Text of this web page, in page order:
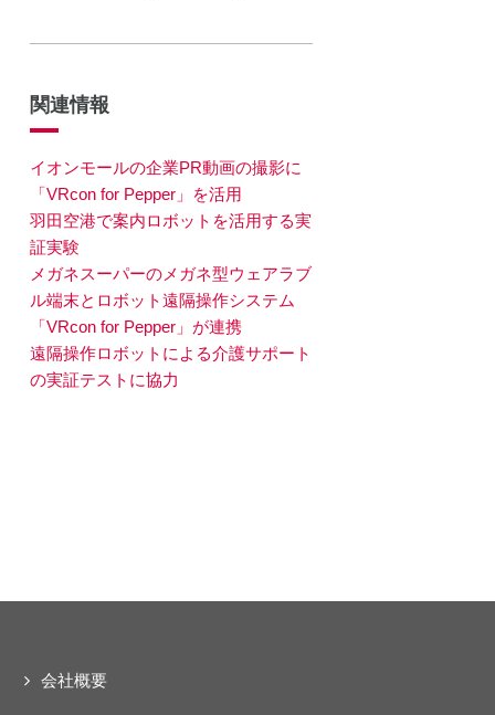
関連情報
イオンモールの企業PR動画の撮影に
「VRcon for Pepper」を活用
羽田空港で案内ロボットを活用する実
証実験
メガネスーパーのメガネ型ウェアラブ
ル端末とロボット遠隔操作システム
「VRcon for Pepper」が連携
遠隔操作ロボットによる介護サポート
の実証テストに協力
会社概要